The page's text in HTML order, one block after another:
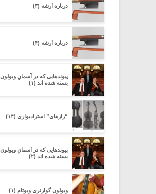
درباره آرشه (۳)
درباره آرشه (۴)
پیوندهایی که در آسمانِ ویولون
بسته شده اند (۱)
“رازهای” استرادیواری (۱۴)
پیوندهایی که در آسمانِ ویولون
بسته شده اند (۲)
ویولون گوارنری ویوتام (۱)